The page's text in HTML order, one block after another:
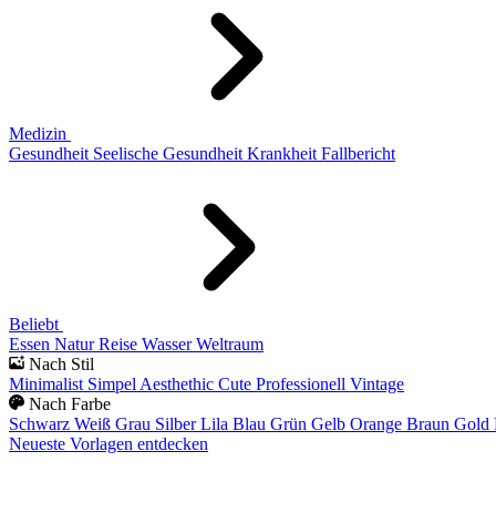
Medizin
Gesundheit Seelische Gesundheit Krankheit Fallbericht
Beliebt
Essen Natur Reise Wasser Weltraum
Nach Stil
Minimalist Simpel Aesthethic Cute Professionell Vintage
Nach Farbe
Schwarz Weiß Grau Silber Lila Blau Grün Gelb Orange Braun Gold
Neueste Vorlagen entdecken